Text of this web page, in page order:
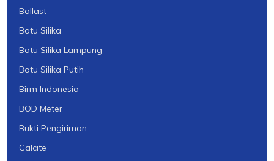
Ballast
Batu Silika
Batu Silika Lampung
Batu Silika Putih
Birm Indonesia
BOD Meter
Bukti Pengiriman
Calcite